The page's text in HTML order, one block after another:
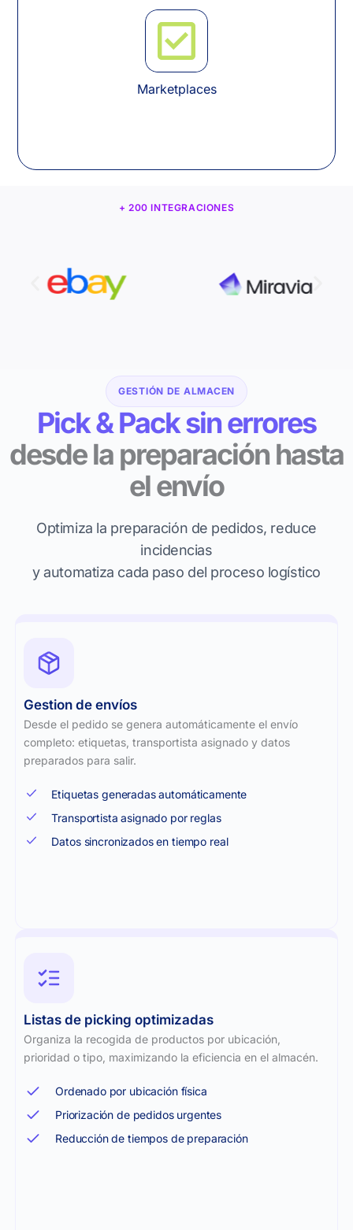
Marketplaces
+ 200 INTEGRACIONES
GESTIÓN DE ALMACEN
Pick & Pack sin errores
desde la preparación hasta
el envío
Optimiza la preparación de pedidos, reduce
incidencias
y automatiza cada paso del proceso logístico
Gestion de envíos​
Desde el pedido se genera automáticamente el envío
completo: etiquetas, transportista asignado y datos
preparados para salir.
Etiquetas generadas automáticamente
Transportista asignado por reglas
Datos sincronizados en tiempo real
Listas de picking optimizadas
Organiza la recogida de productos por ubicación,
prioridad o tipo, maximizando la eficiencia en el almacén.
Ordenado por ubicación física
Priorización de pedidos urgentes
Reducción de tiempos de preparación